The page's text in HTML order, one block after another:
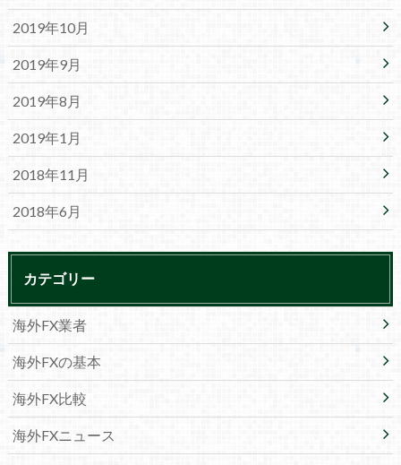
2019年10月
2019年9月
2019年8月
2019年1月
2018年11月
2018年6月
カテゴリー
海外FX業者
海外FXの基本
海外FX比較
海外FXニュース